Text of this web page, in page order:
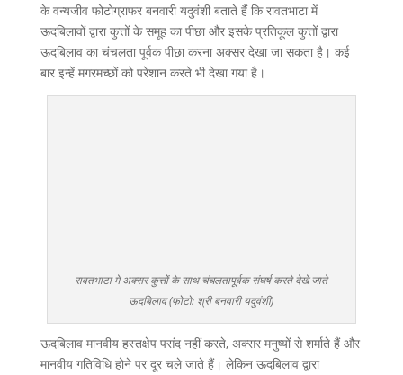
के वन्यजीव फोटोग्राफर बनवारी यदुवंशी बताते हैं कि रावतभाटा में
ऊदबिलावों द्वारा कुत्तों के समूह का पीछा और इसके प्रतिकूल कुत्तों द्वारा
ऊदबिलाव का चंचलता पूर्वक पीछा करना अक्सर देखा जा सकता है। कई
बार इन्हें मगरमच्छों को परेशान करते भी देखा गया है।
रावतभाटा मे अक्सर कुत्तों के साथ चंचलतापूर्वक संघर्ष करते देखे जाते
ऊदबिलाव (फोटो: श्री बनवारी यदुवंशी)
ऊदबिलाव मानवीय हस्तक्षेप पसंद नहीं करते, अक्सर मनुष्यों से शर्माते हैं और
मानवीय गतिविधि होने पर दूर चले जाते हैं। लेकिन ऊदबिलाव द्वारा